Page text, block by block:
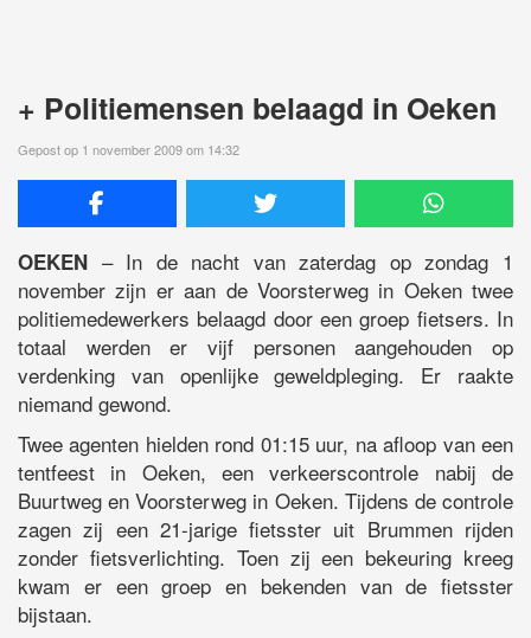
+ Politiemensen belaagd in Oeken
Gepost op 1 november 2009 om 14:32
OEKEN – In de nacht van zaterdag op zondag 1
november zijn er aan de Voorsterweg in Oeken twee
politiemedewerkers belaagd door een groep fietsers. In
totaal werden er vijf personen aangehouden op
verdenking van openlijke geweldpleging. Er raakte
niemand gewond.
Twee agenten hielden rond 01:15 uur, na afloop van een
tentfeest in Oeken, een verkeerscontrole nabij de
Buurtweg en Voorsterweg in Oeken. Tijdens de controle
zagen zij een 21-jarige fietsster uit Brummen rijden
zonder fietsverlichting. Toen zij een bekeuring kreeg
kwam er een groep en bekenden van de fietsster
bijstaan.